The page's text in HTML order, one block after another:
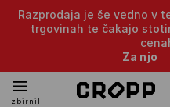
Razprodaja je še vedno v
trgovinah te čakajo
Za njo
Izbirnik